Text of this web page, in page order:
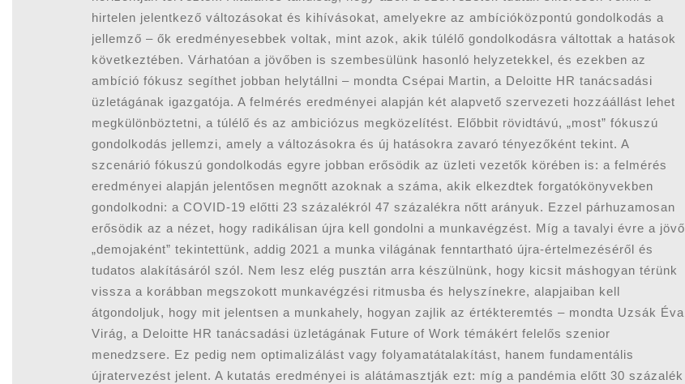
hirtelen jelentkező változásokat és kihívásokat, amelyekre az ambícióközpontú gondolkodás a
jellemző – ők eredményesebbek voltak, mint azok, akik túlélő gondolkodásra váltottak a hatások
következtében. Várhatóan a jövőben is szembesülünk hasonló helyzetekkel, és ezekben az
ambíció fókusz segíthet jobban helytállni – mondta Csépai Martin, a Deloitte HR tanácsadási
üzletágának igazgatója. A felmérés eredményei alapján két alapvető szervezeti hozzáállást lehet
megkülönböztetni, a túlélő és az ambiciózus megközelítést. Előbbit rövidtávú, „most” fókuszú
gondolkodás jellemzi, amely a változásokra és új hatásokra zavaró tényezőként tekint. A
szcenárió fókuszú gondolkodás egyre jobban erősödik az üzleti vezetők körében is: a felmérés
eredményei alapján jelentősen megnőtt azoknak a száma, akik elkezdtek forgatókönyvekben
gondolkodni: a COVID-19 előtti 23 százalékról 47 százalékra nőtt arányuk. Ezzel párhuzamosan
erősödik az a nézet, hogy radikálisan újra kell gondolni a munkavégzést. Míg a tavalyi évre a jövő
„demojaként” tekintettünk, addig 2021 a munka világának fenntartható újra-értelmezéséről és
tudatos alakításáról szól. Nem lesz elég pusztán arra készülnünk, hogy kicsit máshogyan térünk
vissza a korábban megszokott munkavégzési ritmusba és helyszínekre, alapjaiban kell
átgondoljuk, hogy mit jelentsen a munkahely, hogyan zajlik az értékteremtés – mondta Uzsák Éva
Virág, a Deloitte HR tanácsadási üzletágának Future of Work témákért felelős szenior
menedzsere. Ez pedig nem optimalizálást vagy folyamatátalakítást, hanem fundamentális
újratervezést jelent. A kutatás eredményei is alátámasztják ezt: míg a pandémia előtt 30 százalék